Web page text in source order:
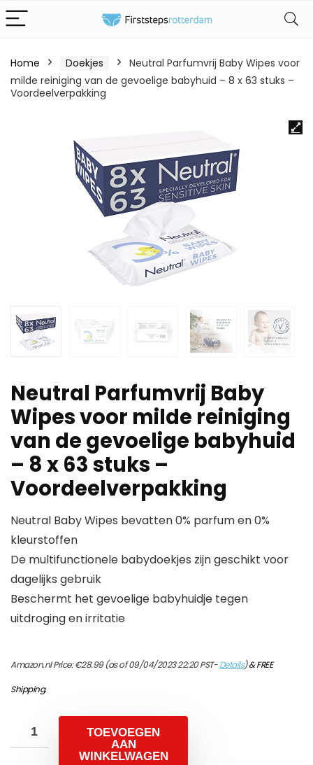
Home Doekjes
Neutral Parfumvrij Baby Wipes voor
milde reiniging van de gevoelige babyhuid – 8 x 63 stuks –
Voordeelverpakking
Neutral Parfumvrij Baby
Wipes voor milde reiniging
van de gevoelige babyhuid
– 8 x 63 stuks –
Voordeelverpakking
Neutral Baby Wipes bevatten 0% parfum en 0%
kleurstoffen
De multifunctionele babydoekjes zijn geschikt voor
dagelijks gebruik
Beschermt het gevoelige babyhuidje tegen
uitdroging en irritatie
Amazon.nl Price:€28.99(as of 09/04/2023 22:20 PST-Details)&FREE
Shipping.
TOEVOEGEN
AAN
WINKELWAGEN